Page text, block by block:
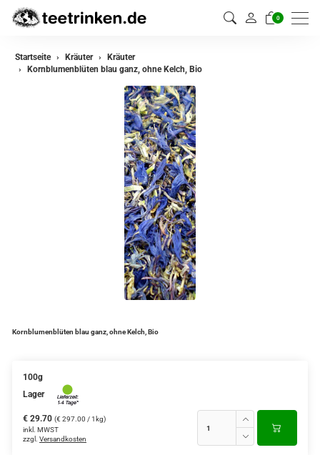
0
zurück
Startseite Kräuter
Kräuter
Kornblumenblüten blau ganz, ohne Kelch, Bio
Kornblumenblüten blau ganz, ohne Kelch, Bio
100g
Lager
€ 29.70 (€ 297.00 / 1kg)
inkl. MWST
zzgl. Versandkosten